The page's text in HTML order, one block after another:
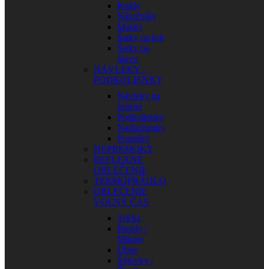
Kukly
Nákrčníky
Masky
Šatky na krk
Šatky na
hlavu
NÁVLEKY –
PODKOLIENKY
Návleky na
kolená
Podkolienky
Nadkolienky
Ponožky
NEPREMOKY
REFLEXNÉ
OBLEČENIE
TERMOPRÁDLO
OBLEČENIE
VOĽNÝ ČAS
Tričká
Bundy /
Mikiny
Obuv
Šiltovky /